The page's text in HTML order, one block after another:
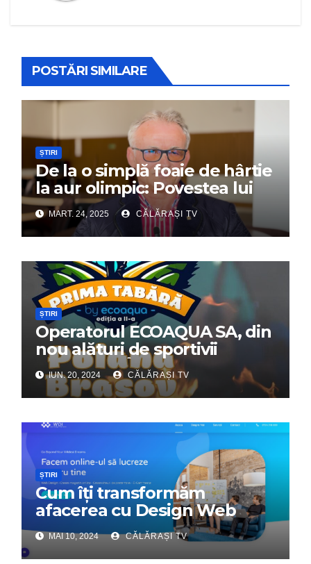
POSTĂRI SIMILARE
ȘTIRI
De la o simplă foaie de hârtie
la aur olimpic: Povestea lui
Dumitru Chirilă
MART. 24, 2025 CĂLĂRAȘI TV
ȘTIRI
Operatorul ECOAQUA SA, din
nou alături de sportivii
călărășeni. Începe „Prima
Tabără”!
IUN. 20, 2024 CĂLĂRAȘI TV
ȘTIRI
Cum îți transformăm
afacerea cu Design Web
Interactiv – Partenerul tău
digital de încredere
MAI 10, 2024 CĂLĂRAȘI TV